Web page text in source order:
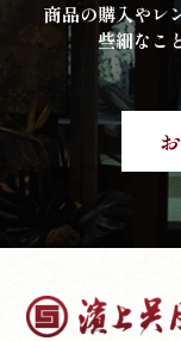
商品の購入やレ
些細なこ